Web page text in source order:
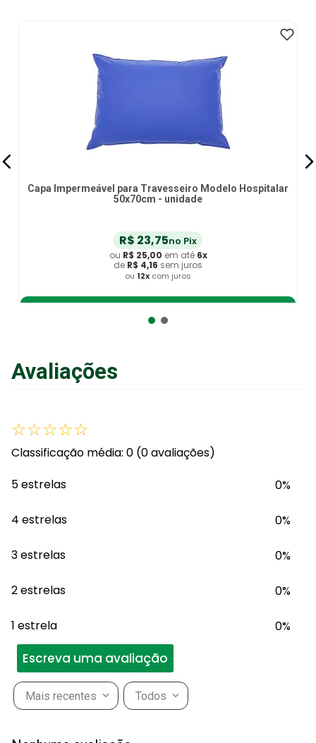
Capa Impermeável para Travesseiro Modelo Hospitalar
50x70cm - unidade
R$ 23,75no Pix
ou R$ 25,00 em até 6x
de R$ 4,16 sem juros
ou 12x com juros
Avaliações
☆☆☆☆☆
Classificação média: 0 (0 avaliações)
5 estrelas
0%
4 estrelas 0%
3 estrelas 0%
2 estrelas 0%
1 estrela 0%
Escreva uma avaliação
Mais recentes Todos